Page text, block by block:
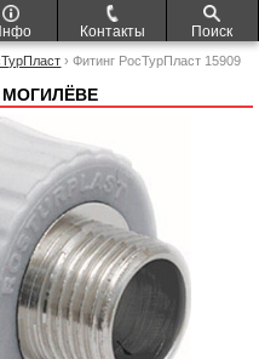
Контакты Поиск
› Фитинг РосТурПласт 15909
МОГИЛЁВЕ